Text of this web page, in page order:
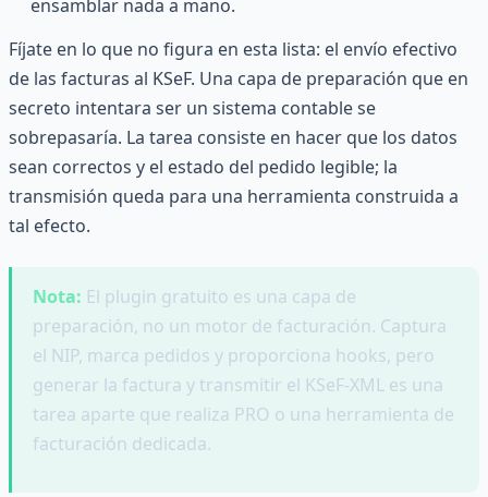
ensamblar nada a mano.
Fíjate en lo que no figura en esta lista: el envío efectivo
de las facturas al KSeF. Una capa de preparación que en
secreto intentara ser un sistema contable se
sobrepasaría. La tarea consiste en hacer que los datos
sean correctos y el estado del pedido legible; la
transmisión queda para una herramienta construida a
tal efecto.
Nota: El plugin gratuito es una capa de
preparación, no un motor de facturación. Captura
el NIP, marca pedidos y proporciona hooks, pero
generar la factura y transmitir el KSeF-XML es una
tarea aparte que realiza PRO o una herramienta de
facturación dedicada.